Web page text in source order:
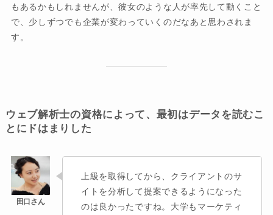
もあるかもしれませんが、彼女のような人が率先して動くこと
で、少しずつでも企業が変わっていくのだなあと思わされま
す。
ウェブ解析士の資格によって、最初はデータを読むこ
とにドはまりした
上級を取得してから、クライアントのサ
イトを分析して提案できるようになった
のは良かったですね。大学もマーケティ